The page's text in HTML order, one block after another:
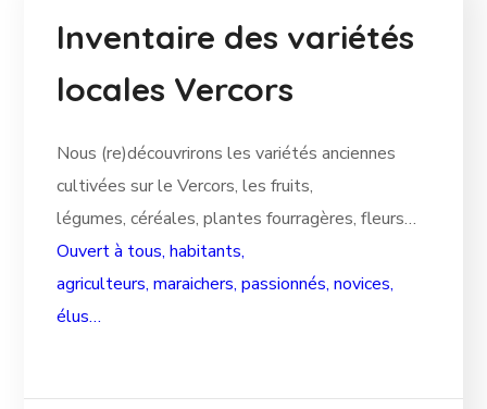
Inventaire des variétés
locales Vercors
Nous (re)découvrirons les variétés anciennes
cultivées sur le Vercors, les fruits,
légumes, céréales, plantes fourragères, fleurs…
Ouvert à tous, habitants,
agriculteurs, maraichers, passionnés, novices,
élus…